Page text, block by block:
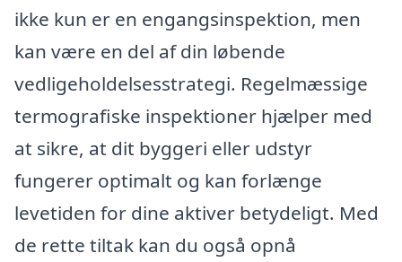
ikke kun er en engangsinspektion, men
kan være en del af din løbende
vedligeholdelsesstrategi. Regelmæssige
termografiske inspektioner hjælper med
at sikre, at dit byggeri eller udstyr
fungerer optimalt og kan forlænge
levetiden for dine aktiver betydeligt. Med
de rette tiltak kan du også opnå